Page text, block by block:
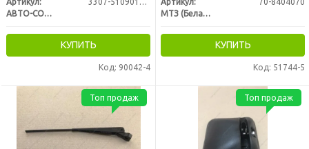
АВТО-СОЮЗ 88
КУПИТЬ
Код: 90042-4
МТЗ (Беларусь)
КУПИТЬ
Код: 51744-5
Топ продаж Топ продаж